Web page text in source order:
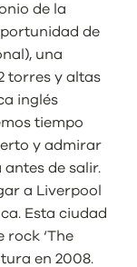
de la
de
una
torres y altas
inglés
tiempo
y admirar
de salir.
a Liverpool
Esta ciudad
rock ‘The
en 2008.